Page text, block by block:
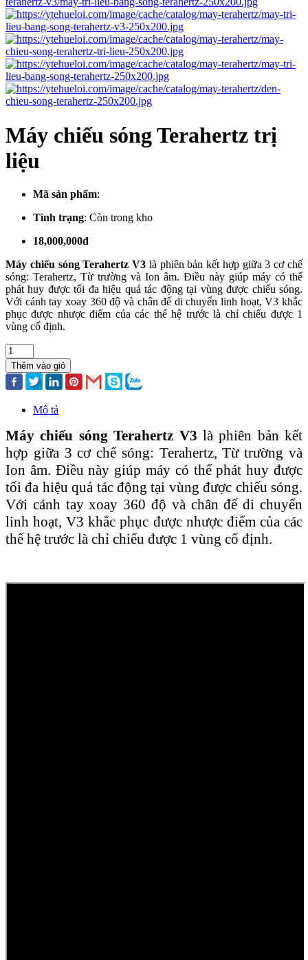
Máy chiếu sóng Terahertz trị
liệu
Mã sản phẩm:
Tình trạng: Còn trong kho
18,000,000đ
Máy chiếu sóng Terahertz V3 là phiên bản kết hợp giữa 3 cơ chế
sóng: Terahertz, Từ trường và Ion âm. Điều này giúp máy có thể
phát huy được tối đa hiệu quả tác động tại vùng được chiếu sóng.
Với cánh tay xoay 360 độ và chân đế di chuyển linh hoạt, V3 khắc
phục được nhược điểm của các thế hệ trước là chỉ chiếu được 1
vùng cố định.
Thêm vào giỏ
Mô tả
Máy chiếu sóng Terahertz V3 là phiên bản kết
hợp giữa 3 cơ chế sóng: Terahertz, Từ trường và
Ion âm. Điều này giúp máy có thể phát huy được
tối đa hiệu quả tác động tại vùng được chiếu sóng.
Với cánh tay xoay 360 độ và chân đế di chuyển
linh hoạt, V3 khắc phục được nhược điểm của các
thế hệ trước là chỉ chiếu được 1 vùng cố định.